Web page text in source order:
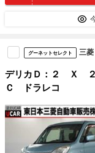
グーネットセレクト 三菱
デリカＤ：２ Ｘ
Ｃ ドラレコ